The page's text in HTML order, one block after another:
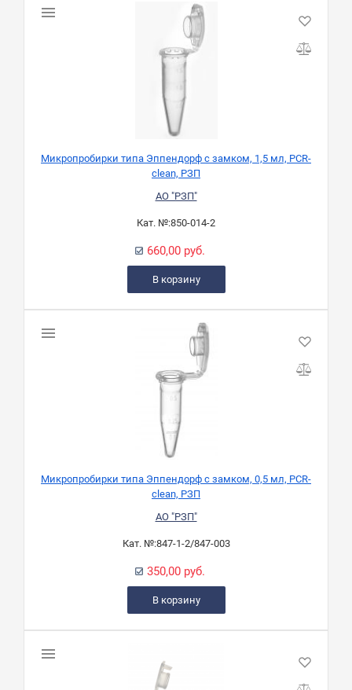
Микропробирки типа Эппендорф с замком, 1,5 мл, PCR-
clean, РЗП
АО "РЗП"
Кат. №:850-014-2
660,00 руб.
В корзину
Микропробирки типа Эппендорф с замком, 0,5 мл, PCR-
clean, РЗП
АО "РЗП"
Кат. №:847-1-2/847-003
350,00 руб.
В корзину